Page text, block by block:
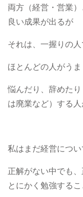
両方（経営・営業
良い成果が出るが
それは、一握りの
ほとんどの人がう
悩んだり、辞めた
は廃業など）する人
私はまだ経営につ
正解がない中でも
とにかく勉強する